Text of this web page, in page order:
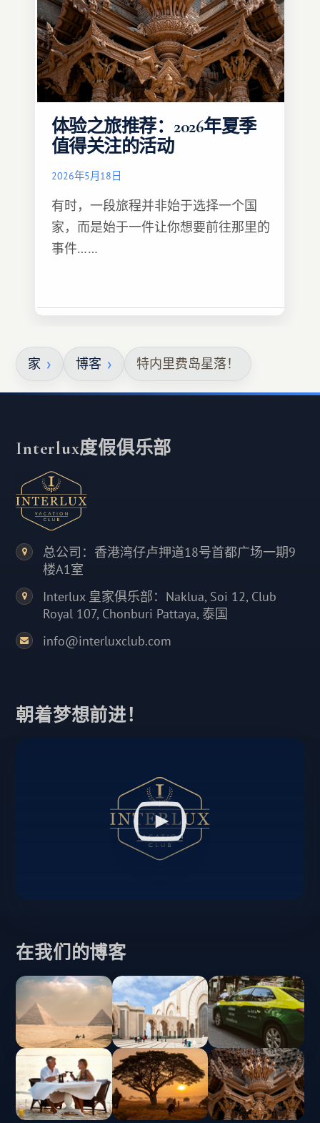
体验之旅推荐：2026年夏季
值得关注的活动
2026年5月18日
有时，一段旅程并非始于选择一个国
家，而是始于一件让你想要前往那里的
事件……
家 博客 特内里费岛星落！
Interlux度假俱乐部
总公司：香港湾仔卢押道18号首都广场一期9
楼A1室
Interlux 皇家俱乐部：Naklua, Soi 12, Club
Royal 107, Chonburi Pattaya, 泰国
info@interluxclub.com
朝着梦想前进！
在我们的博客